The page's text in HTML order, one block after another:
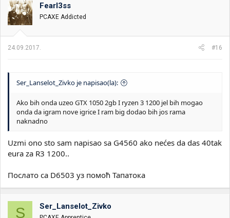
Fearl3ss
PCAXE Addicted
24.09.2017. #16
Ser_Lanselot_Zivko je napisao(la):
Ako bih onda uzeo GTX 1050 2gb I ryzen 3 1200 jel bih mogao
onda da igram nove igrice I ram big dodao bih jos rama
naknadno
Uzmi ono sto sam napisao sa G4560 ako nećes da das 40tak
eura za R3 1200..
Послато са D6503 уз помоћ Тапатока
S Ser_Lanselot_Zivko